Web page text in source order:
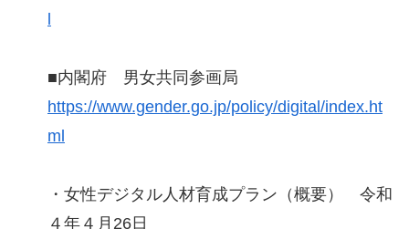
l
■内閣府 男女共同参画局
https://www.gender.go.jp/policy/digital/index.ht
ml
・女性デジタル人材育成プラン（概要） 令和
４年４月26日